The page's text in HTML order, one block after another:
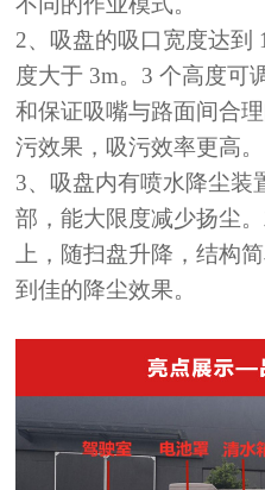
2、吸盘的吸口宽度达到
度大于 3m。 3个高度可
和保证吸嘴与路面间合
污效果，吸污效率更高。
3、吸盘内有喷水降尘装
部，能大限度减少扬尘
上，随扫盘升降，结构
到佳的降尘效果。